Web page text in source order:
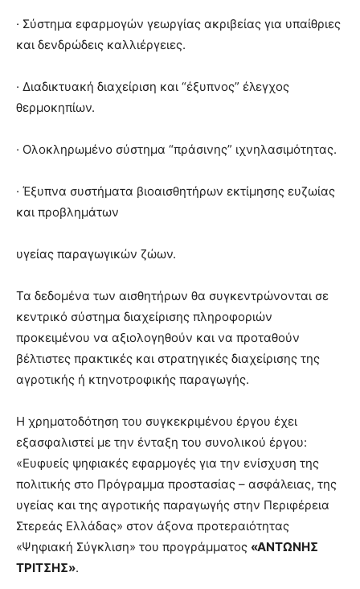
· Σύστημα εφαρμογών γεωργίας ακριβείας για υπαίθριες
και δενδρώδεις καλλιέργειες.
· Διαδικτυακή διαχείριση και “έξυπνος” έλεγχος
θερμοκηπίων.
· Ολοκληρωμένο σύστημα “πράσινης” ιχνηλασιμότητας.
· Έξυπνα συστήματα βιοαισθητήρων εκτίμησης ευζωίας
και προβλημάτων
υγείας παραγωγικών ζώων.
Τα δεδομένα των αισθητήρων θα συγκεντρώνονται σε
κεντρικό σύστημα διαχείρισης πληροφοριών
προκειμένου να αξιολογηθούν και να προταθούν
βέλτιστες πρακτικές και στρατηγικές διαχείρισης της
αγροτικής ή κτηνοτροφικής παραγωγής.
Η χρηματοδότηση του συγκεκριμένου έργου έχει
εξασφαλιστεί με την ένταξη του συνολικού έργου:
«Ευφυείς ψηφιακές εφαρμογές για την ενίσχυση της
πολιτικής στο Πρόγραμμα προστασίας – ασφάλειας, της
υγείας και της αγροτικής παραγωγής στην Περιφέρεια
Στερεάς Ελλάδας» στον άξονα προτεραιότητας
«Ψηφιακή Σύγκλιση» του προγράμματος «ΑΝΤΩΝΗΣ
ΤΡΙΤΣΗΣ».